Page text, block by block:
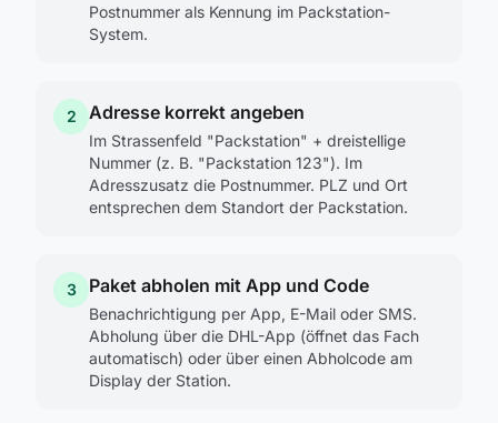
Postnummer als Kennung im Packstation-
System.
2 Adresse korrekt angeben
Im Strassenfeld "Packstation" + dreistellige
Nummer (z. B. "Packstation 123"). Im
Adresszusatz die Postnummer. PLZ und Ort
entsprechen dem Standort der Packstation.
3 Paket abholen mit App und Code
Benachrichtigung per App, E-Mail oder SMS.
Abholung über die DHL-App (öffnet das Fach
automatisch) oder über einen Abholcode am
Display der Station.